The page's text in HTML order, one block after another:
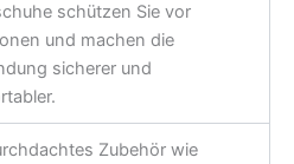
schützen Sie vor
und machen die
sicherer und
Zubehör wie